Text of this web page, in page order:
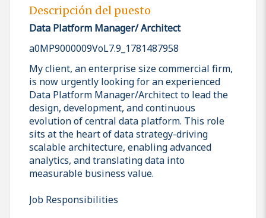
Descripción del puesto
Data Platform Manager/ Architect
a0MP9000009VoL7.9_1781487958
My client, an enterprise size commercial firm,
is now urgently looking for an experienced
Data Platform Manager/Architect to lead the
design, development, and continuous
evolution of central data platform. This role
sits at the heart of data strategy-driving
scalable architecture, enabling advanced
analytics, and translating data into
measurable business value.
Job Responsibilities